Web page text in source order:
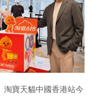
淘寶天貓中國香港站今